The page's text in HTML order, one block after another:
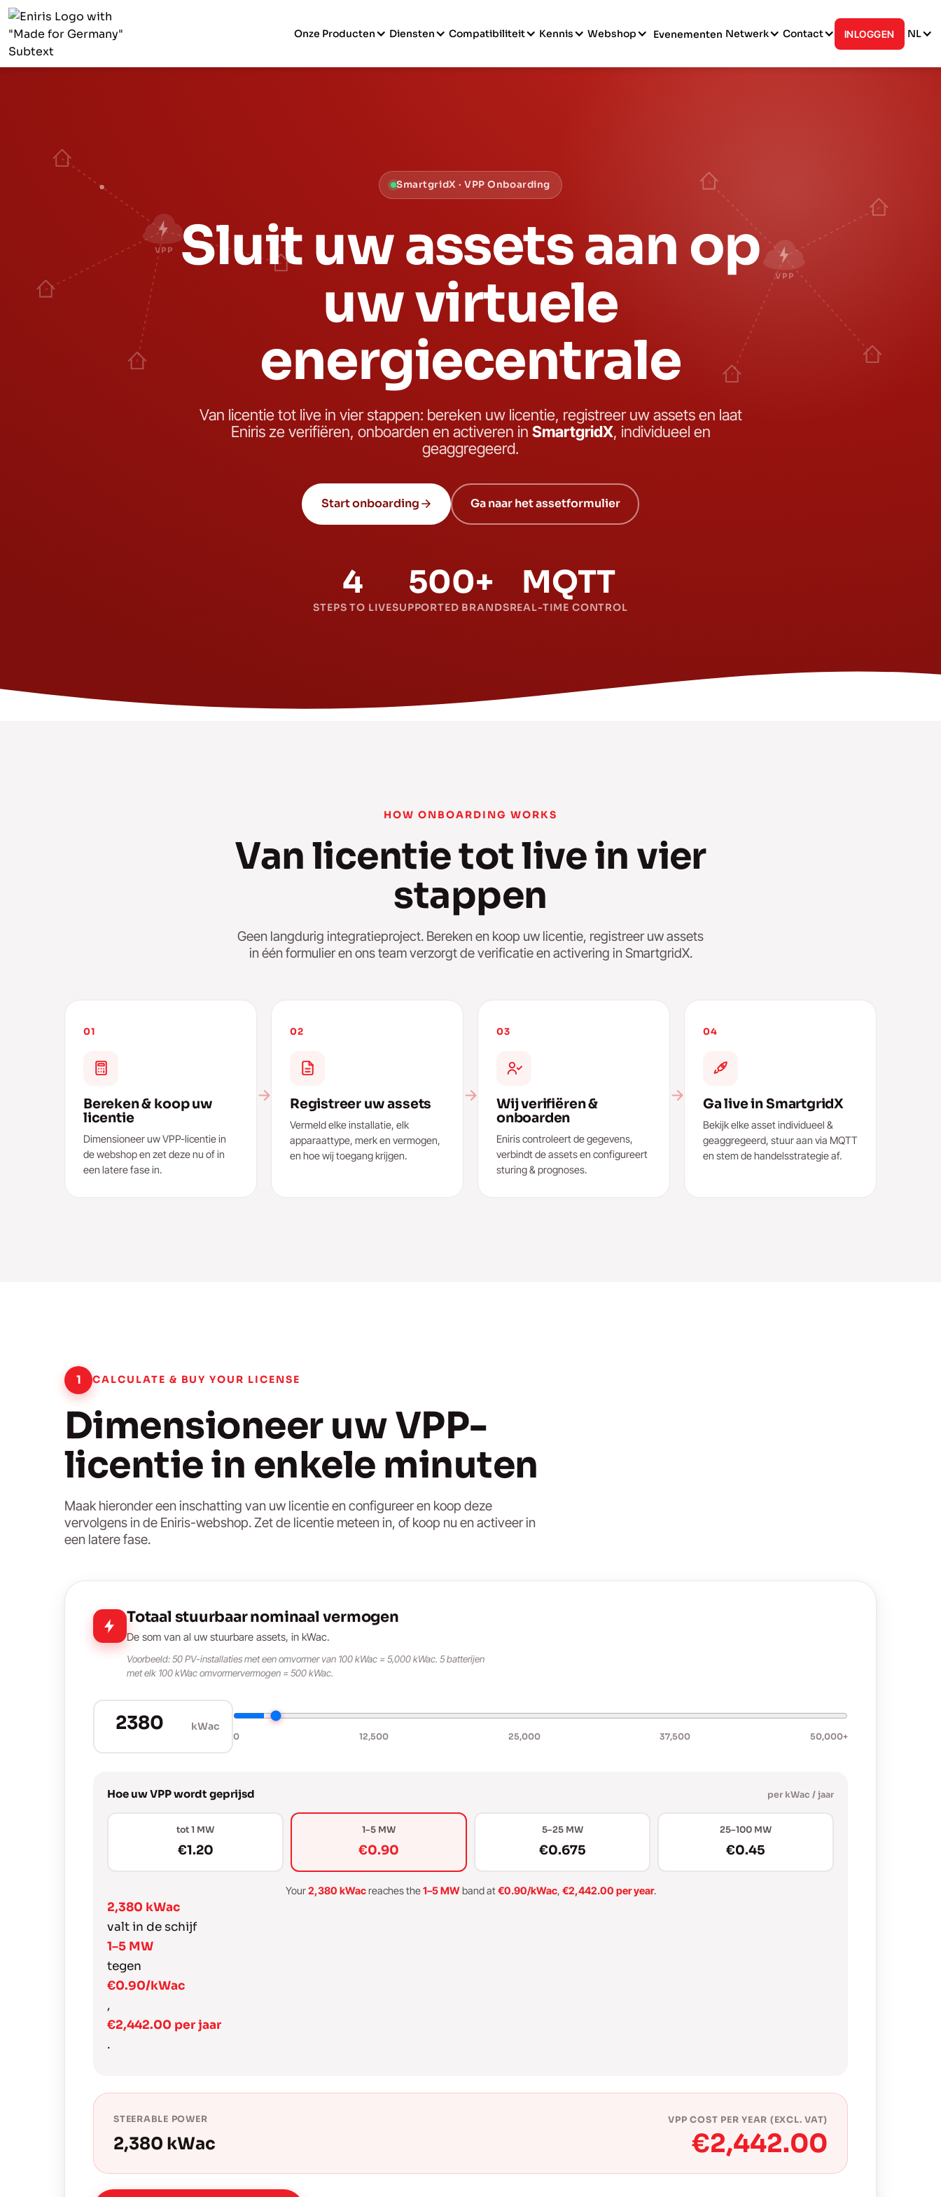
Onze Producten Diensten Compatibiliteit Kennis Webshop Evenementen Netwerk Contact INLOGGEN NL
VPP
VPP
SmartgridX · VPP Onboarding
Sluit uw assets aan op
uw virtuele
energiecentrale
Van licentie tot live in vier stappen: bereken uw licentie, registreer uw assets en laat
Eniris ze verifiëren, onboarden en activeren in SmartgridX, individueel en
geaggregeerd.
Start onboarding Ga naar het assetformulier
4
STEPS TO LIVE
500+
SUPPORTED BRANDS
MQTT
REAL-TIME CONTROL
HOW ONBOARDING WORKS
Van licentie tot live in vier
stappen
Geen langdurig integratieproject. Bereken en koop uw licentie, registreer uw assets
in één formulier en ons team verzorgt de verificatie en activering in SmartgridX.
01
Bereken & koop uw
licentie
Dimensioneer uw VPP-licentie in
de webshop en zet deze nu of in
een latere fase in.
02
Registreer uw assets
Vermeld elke installatie, elk
apparaattype, merk en vermogen,
en hoe wij toegang krijgen.
03
Wij verifiëren &
onboarden
Eniris controleert de gegevens,
verbindt de assets en configureert
sturing & prognoses.
04
Ga live in SmartgridX
Bekijk elke asset individueel &
geaggregeerd, stuur aan via MQTT
en stem de handelsstrategie af.
1 CALCULATE & BUY YOUR LICENSE
Dimensioneer uw VPP-
licentie in enkele minuten
Maak hieronder een inschatting van uw licentie en configureer en koop deze
vervolgens in de Eniris-webshop. Zet de licentie meteen in, of koop nu en activeer in
een latere fase.
Totaal stuurbaar nominaal vermogen
De som van al uw stuurbare assets, in kWac.
Voorbeeld: 50 PV-installaties met een omvormer van 100 kWac = 5,000 kWac. 5 batterijen
met elk 100 kWac omvormervermogen = 500 kWac.
kWac
0 12,500 25,000 37,500 50,000+
Hoe uw VPP wordt geprijsd per kWac / jaar
tot 1 MW
€1.20
1–5 MW
€0.90
5–25 MW
€0.675
25–100 MW
€0.45
Your2,380 kWacreaches the1–5 MWband at€0.90/kWac, €2,442.00 per year.
2,380 kWac
valt in de schijf
1–5 MW
tegen
€0.90/kWac
,
€2,442.00 per jaar
.
STEERABLE POWER
2,380 kWac
VPP COST PER YEAR (EXCL. VAT)
€2,442.00